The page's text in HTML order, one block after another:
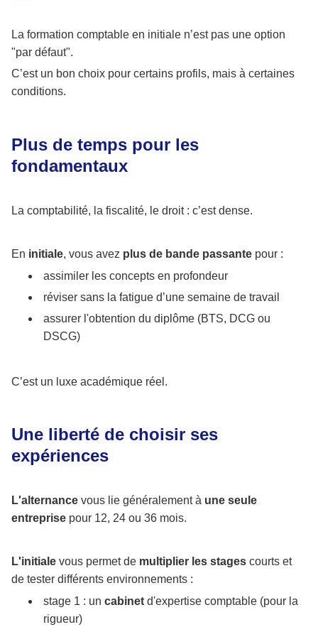
La formation comptable en initiale n’est pas une option
"par défaut".
C’est un bon choix pour certains profils, mais à certaines
conditions.
Plus de temps pour les
fondamentaux
La comptabilité, la fiscalité, le droit : c’est dense.
En initiale, vous avez plus de bande passante pour :
assimiler les concepts en profondeur
réviser sans la fatigue d’une semaine de travail
assurer l'obtention du diplôme (BTS, DCG ou
DSCG)
C’est un luxe académique réel.
Une liberté de choisir ses
expériences
L'alternance vous lie généralement à une seule
entreprise pour 12, 24 ou 36 mois.
L'initiale vous permet de multiplier les stages courts et
de tester différents environnements :
stage 1 : un cabinet d'expertise comptable (pour la
rigueur)